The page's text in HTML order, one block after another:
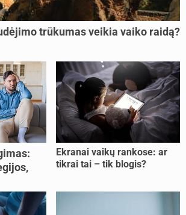
trūkumas veikia vaiko raidą?
Ekranai vaikų rankose: ar
tikrai tai – tik blogis?